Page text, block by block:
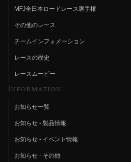
MFJ全日本ロードレース選手権
その他のレース
チームインフォメーション
レースの歴史
レースムービー
Information
お知らせ一覧
お知らせ - 製品情報
お知らせ - イベント情報
お知らせ - その他